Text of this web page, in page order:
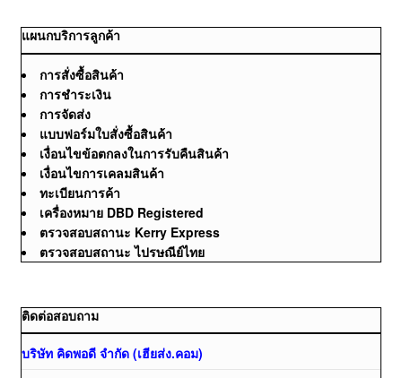
แผนกบริการลูกค้า
การสั่งซื้อสินค้า
การชำระเงิน
การจัดส่ง
แบบฟอร์มใบสั่งซื้อสินค้า
เงื่อนไขข้อตกลงในการรับคืนสินค้า
เงื่อนไขการเคลมสินค้า
ทะเบียนการค้า
เครื่องหมาย DBD Registered
ตรวจสอบสถานะ Kerry Express
ตรวจสอบสถานะ ไปรษณีย์ไทย
ติดต่อสอบถาม
บริษัท คิดพอดี จำกัด (เฮียส่ง.คอม)